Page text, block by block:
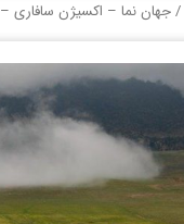
/ جهان نما – اکسیژن سافاری – 30 اردیبهشت 1400